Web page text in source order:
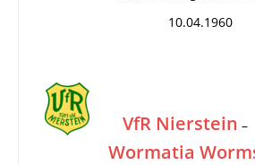
10.04.1960
VfR Nierstein –
Wormatia